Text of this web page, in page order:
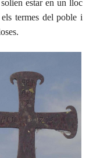
estar en un lloc
termes del poble i